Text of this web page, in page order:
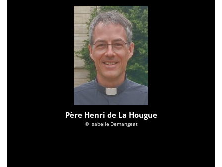
Père Henri de La Hougue
© Isabelle Demangeat